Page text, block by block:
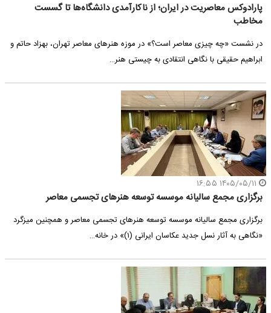
پارادوکس معاصریت در ایران؛ از ناکارآمدی دانشگاه‌ها تا گسست
مخاطب
در نشست «چه چیزی معاصر است؟» در موزه هنرهای معاصر تهران، بهزاد حاتم و
ابراهیم حقیقی با نگاهی انتقادی به چیستی هنر…
برگزاری مجمع سالیانه موسسه توسعه هنرهای تجسمی معاصر
برگزاری مجمع سالیانه موسسه توسعه هنرهای تجسمی معاصر و همچنین میزگرد
«نگاهی به آثار نسل جدید عکاسان ایرانی (۱)» در خانه…